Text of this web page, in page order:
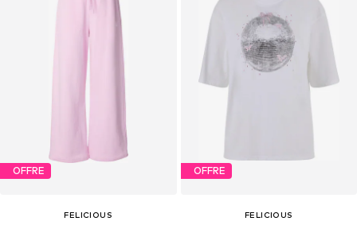
OFFRE
FELICIOUS
OFFRE
FELICIOUS